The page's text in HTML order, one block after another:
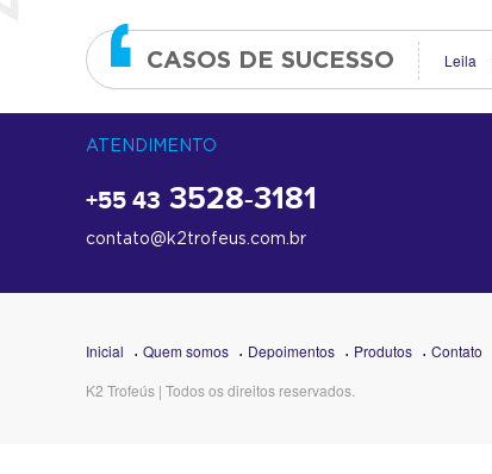
CASOS DE SUCESSO Leila
ATENDIMENTO
+55 43 3528-3181
contato@k2trofeus.com.br
Inicial Quem somos Depoimentos Produtos
Contato
K2 Trofeús | Todos os direitos reservados.